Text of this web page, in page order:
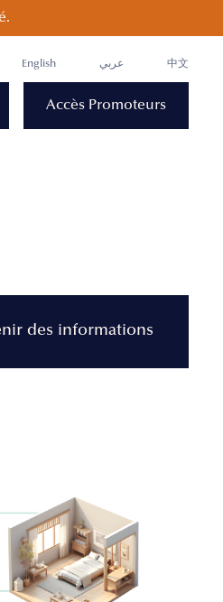
English عربي 中文
Accès Promoteurs
des informations